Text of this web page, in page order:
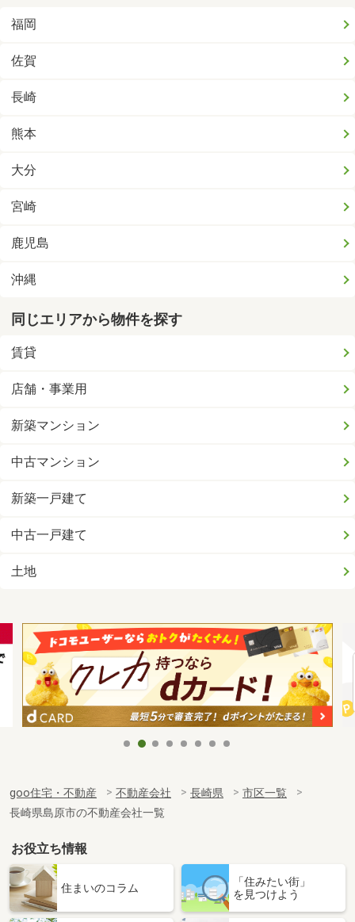
福岡
佐賀
長崎
熊本
大分
宮崎
鹿児島
沖縄
同じエリアから物件を探す
賃貸
店舗・事業用
新築マンション
中古マンション
新築一戸建て
中古一戸建て
土地
goo住宅・不動産 不動産会社 長崎県
市区一覧
長崎県島原市の不動産会社一覧
お役立ち情報
住まいのコラム
「住みたい街」
を見つけよう